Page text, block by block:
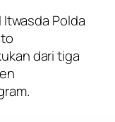
Polda
dari tiga